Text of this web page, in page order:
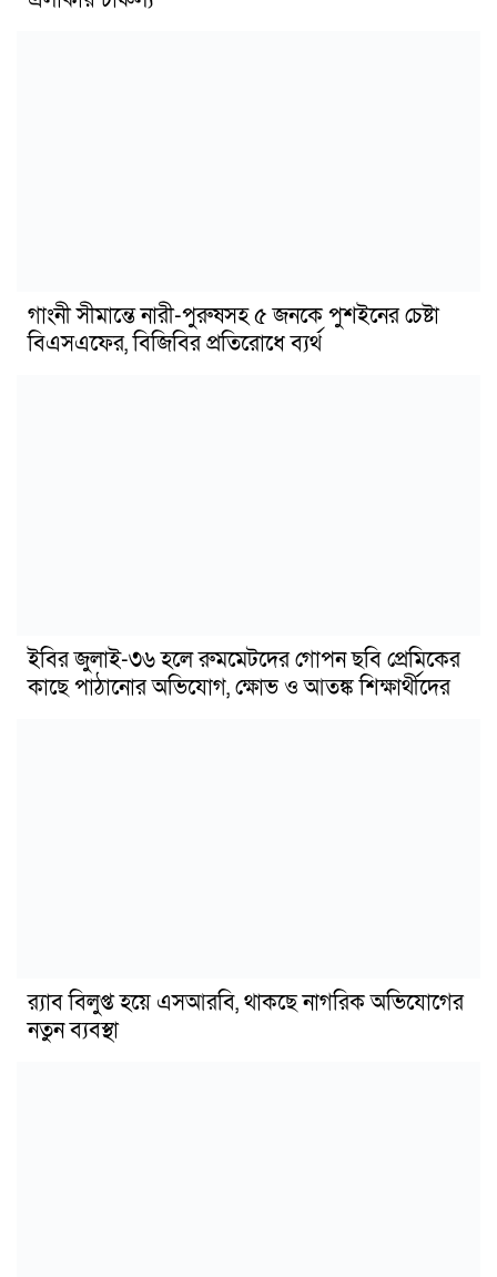
গাংনী সীমান্তে নারী-পুরুষসহ ৫ জনকে পুশইনের চেষ্টা
বিএসএফের, বিজিবির প্রতিরোধে ব্যর্থ
ইবির জুলাই-৩৬ হলে রুমমেটদের গোপন ছবি প্রেমিকের
কাছে পাঠানোর অভিযোগ, ক্ষোভ ও আতঙ্ক শিক্ষার্থীদের
র‍্যাব বিলুপ্ত হয়ে এসআরবি, থাকছে নাগরিক অভিযোগের
নতুন ব্যবস্থা